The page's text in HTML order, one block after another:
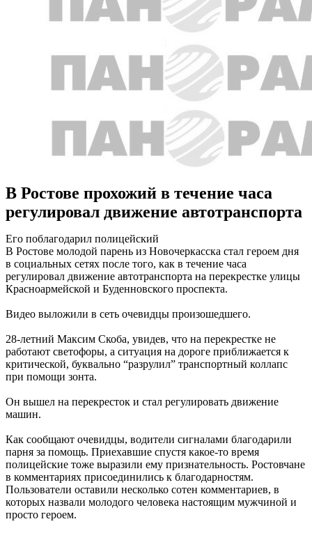
В Ростове прохожий в течение часа
регулировал движение автотранспорта
Его поблагодарил полицейский
В Ростове молодой парень из Новочеркасска стал героем дня
в социальных сетях после того, как в течение часа
регулировал движение автотранспорта на перекрестке улицы
Красноармейской и Буденновского проспекта.
Видео выложили в сеть очевидцы произошедшего.
28-летний Максим Скоба, увидев, что на перекрестке не
работают светофоры, а ситуация на дороге приближается к
критической, буквально “разрулил” транспортный коллапс
при помощи зонта.
Он вышел на перекресток и стал регулировать движение
машин.
Как сообщают очевидцы, водители сигналами благодарили
парня за помощь. Приехавшие спустя какое-то время
полицейские тоже выразили ему признательность. Ростовчане
в комментариях присоединились к благодарностям.
Пользователи оставили несколько сотен комментариев, в
которых назвали молодого человека настоящим мужчиной и
просто героем.